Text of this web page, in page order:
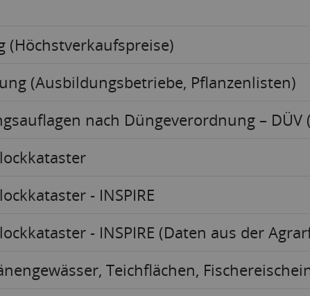
(Höchstverkaufspreise)
(Ausbildungsbetriebe, Pflanzenlisten)
nach Düngeverordnung –
- INSPIRE
- INSPIRE (Daten aus der
Teichflächen,